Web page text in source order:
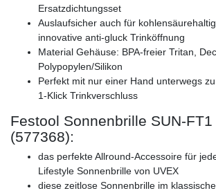
Ersatzdichtungsset
Auslaufsicher auch für
innovative anti-gluck Trinköffnung
Material Gehäuse: BPA-freier Tritan,
Polypopylen/Silikon
Perfekt mit nur einer Hand unterwegs
1-Klick Trinkverschluss
Festool Sonnenbrille SUN-FT1
(577368):
das perfekte Allround-Accessoire für
Lifestyle Sonnenbrille von UVEX
diese zeitlose Sonnenbrille im